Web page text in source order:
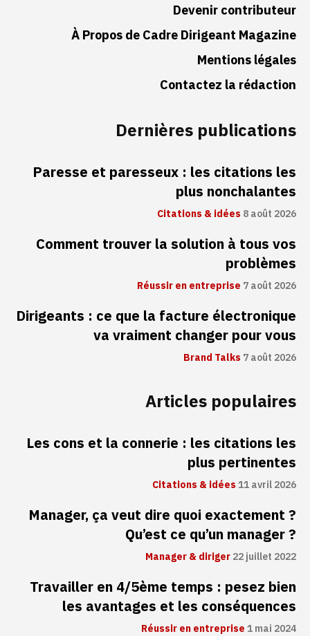
Devenir contributeur
À Propos de Cadre Dirigeant Magazine
Mentions légales
Contactez la rédaction
Dernières publications
Paresse et paresseux : les citations les
plus nonchalantes
Citations & idées8 août 2026
Comment trouver la solution à tous vos
problèmes
Réussir en entreprise 7 août 2026
Dirigeants : ce que la facture électronique
va vraiment changer pour vous
Brand Talks7 août 2026
Articles populaires
Les cons et la connerie : les citations les
plus pertinentes
Citations & idées11 avril 2026
Manager, ça veut dire quoi exactement ?
Qu’est ce qu’un manager ?
Manager & diriger22 juillet 2022
Travailler en 4/5ème temps : pesez bien
les avantages et les conséquences
Réussir en entreprise1 mai 2024